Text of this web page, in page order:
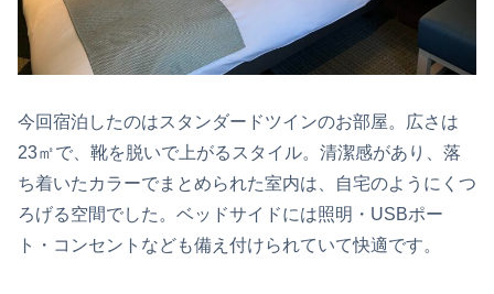
今回宿泊したのはスタンダードツインのお部屋。広さは
23㎡で、靴を脱いで上がるスタイル。清潔感があり、落
ち着いたカラーでまとめられた室内は、自宅のようにくつ
ろげる空間でした。ベッドサイドには照明・USBポー
ト・コンセントなども備え付けられていて快適です。